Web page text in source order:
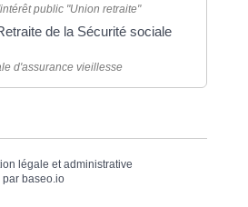
public "Union retraite"
de la Sécurité sociale
d'assurance vieillesse
légale et administrative
par baseo.io